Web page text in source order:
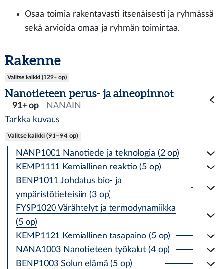
Osaa toimia rakentavasti itsenäisesti ja ryhmässä
sekä arvioida omaa ja ryhmän toimintaa.
Rakenne
Valitse kaikki (129+ op)
Nanotieteen perus- ja aineopinnot
91+ op
NANAIN
Tarkka kuvaus
Valitse kaikki (91–94 op)
NANP1001 Nanotiede ja teknologia (2 op)
KEMP1111 Kemiallinen reaktio (5 op)
BENP1011 Johdatus bio- ja
ympäristötieteisiin (3 op)
FYSP1020 Värähtelyt ja termodynamiikka
(5 op)
KEMP1121 Kemiallinen tasapaino (5 op)
NANA1003 Nanotieteen työkalut (4 op)
BENP1003 Solun elämä (5 op)